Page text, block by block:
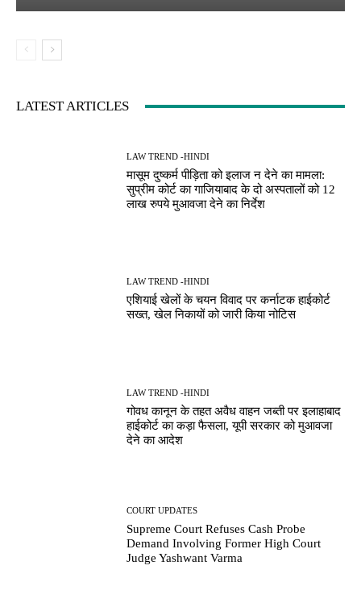
LATEST ARTICLES
LAW TREND -HINDI
मासूम दुष्कर्म पीड़िता को इलाज न देने का मामला:
सुप्रीम कोर्ट का गाजियाबाद के दो अस्पतालों को 12
लाख रुपये मुआवजा देने का निर्देश
LAW TREND -HINDI
एशियाई खेलों के चयन विवाद पर कर्नाटक हाईकोर्ट
सख्त, खेल निकायों को जारी किया नोटिस
LAW TREND -HINDI
गोवध कानून के तहत अवैध वाहन जब्ती पर इलाहाबाद
हाईकोर्ट का कड़ा फैसला, यूपी सरकार को मुआवजा
देने का आदेश
COURT UPDATES
Supreme Court Refuses Cash Probe
Demand Involving Former High Court
Judge Yashwant Varma